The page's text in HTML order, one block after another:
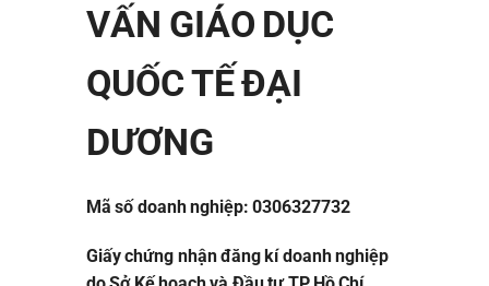
VẤN GIÁO DỤC
QUỐC TẾ ĐẠI
DƯƠNG
Mã số doanh nghiệp: 0306327732
Giấy chứng nhận đăng kí doanh nghiệp